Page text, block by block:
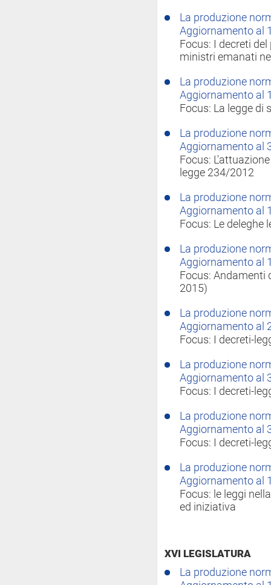
La produzione
Aggiornamento al
Focus: I decreti
ministri emanati
La produzione
Aggiornamento al
Focus: La legge di
La produzione
Aggiornamento al
Focus:
legge 234/2012
La produzione
Aggiornamento al
Focus: Le deleghe
La produzione
Aggiornamento al
Focus: Andamenti
2015)
La produzione
Aggiornamento al
Focus: I decreti-
La produzione
Aggiornamento al
Focus: I decreti-
La produzione
Aggiornamento al
Focus: I decreti-
La produzione
Aggiornamento al
Focus: le leggi
ed iniziativa
XVI LEGISLATURA
La produzione